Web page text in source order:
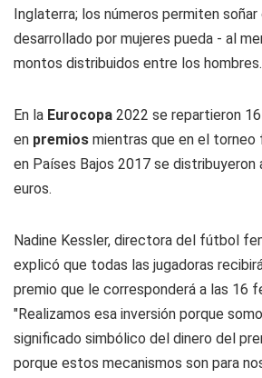
Inglaterra; los números permiten
desarrollado por mujeres pueda - al
montos distribuidos entre los hombres.
En la Eurocopa 2022 se repartieron
en premios mientras que en el torneo
en Países Bajos 2017 se distribuyeron
euros.
Nadine Kessler, directora del fútbol
explicó que todas las jugadoras
premio que le corresponderá a las 16
"Realizamos esa inversión porque
significado simbólico del dinero del
porque estos mecanismos son para